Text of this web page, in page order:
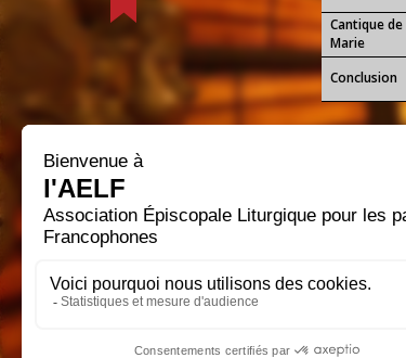
Cantique de
Marie
Conclusion